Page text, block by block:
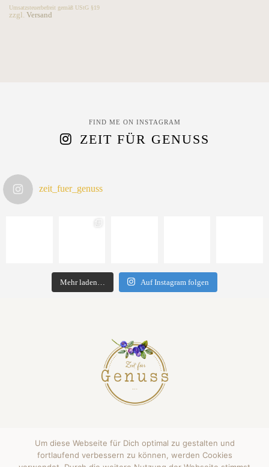
Umsatzsteuerbefreit gemäß UStG §19
zzgl. Versand
FIND ME ON INSTAGRAM
ZEIT FÜR GENUSS
zeit_fuer_genuss
Mehr laden… Auf Instagram folgen
(C) 2024 - Janine Funke All Rights Reserved.
Um diese Webseite für Dich optimal zu gestalten und
fortlaufend verbessern zu können, werden Cookies